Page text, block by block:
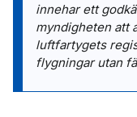
innehar ett
myndigheten att
luftfartygets
flygningar utan